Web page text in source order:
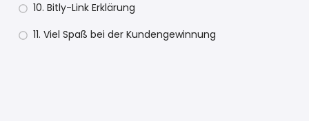
10. Bitly-Link Erklärung
11. Viel Spaß bei der Kundengewinnung